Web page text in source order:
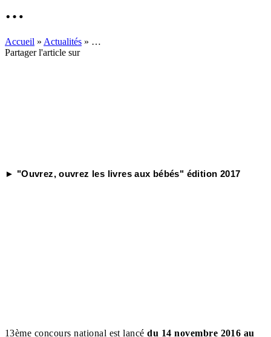
…
Accueil » Actualités » …
Partager l'article sur
► "Ouvrez, ouvrez les livres aux bébés" édition 2017
13ème concours national est lancédu 14 novembre 2016 au